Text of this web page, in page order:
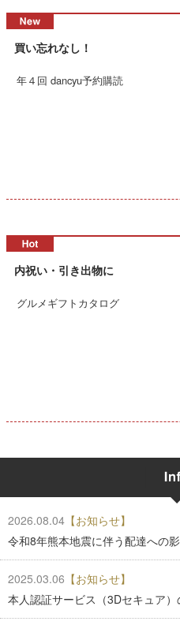
買い忘れなし！
年４回 dancyu予約購読
内祝い・引き出物に
グルメギフトカタログ
2026.08.04 【お知らせ】
令和8年熊本地震に伴う配達への
2025.03.06 【お知らせ】
本人認証サービス（3Dセキュア